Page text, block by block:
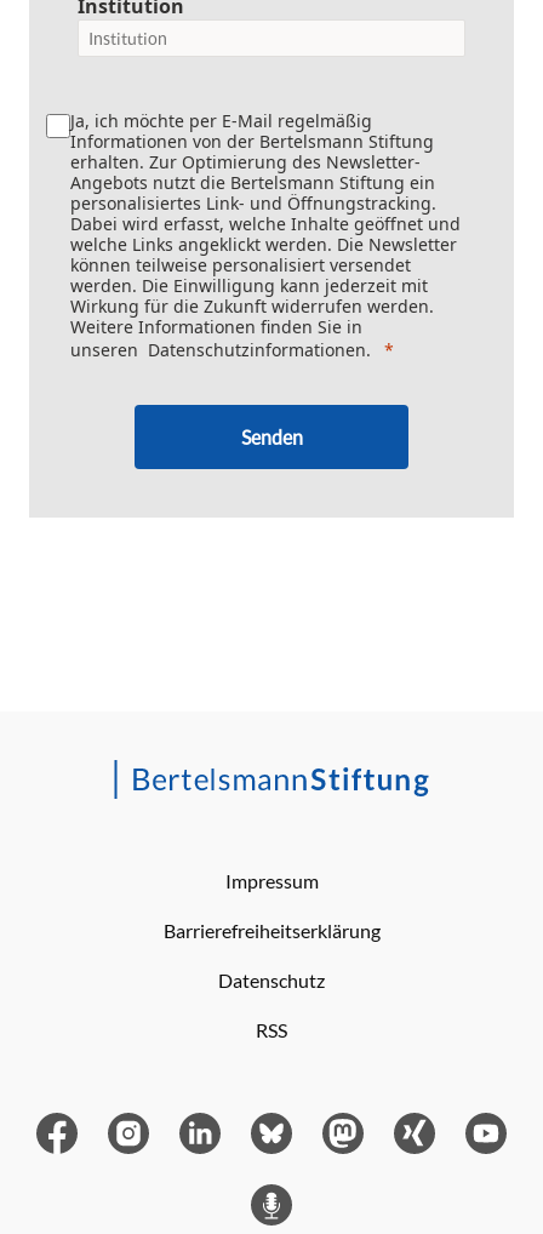
Institution
Ja, ich möchte per E-Mail regelmäßig
Informationen von der Bertelsmann Stiftung
erhalten. Zur Optimierung des Newsletter-
Angebots nutzt die Bertelsmann Stiftung ein
personalisiertes Link- und Öffnungstracking.
Dabei wird erfasst, welche Inhalte geöffnet und
welche Links angeklickt werden. Die Newsletter
können teilweise personalisiert versendet
werden. Die Einwilligung kann jederzeit mit
Wirkung für die Zukunft widerrufen werden.
Weitere Informationen finden Sie in
unseren Datenschutzinformationen.
Senden
Impressum
Barrierefreiheitserklärung
Datenschutz
RSS